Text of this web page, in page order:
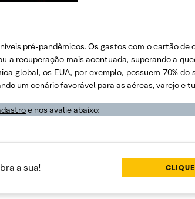
pré-pandêmicos. Os gastos com o cartão de
a recuperação mais acentuada, superando a
global, os EUA, por exemplo, possuem 70% do
um cenário favorável para as aéreas, varejo e
e nos avalie abaixo:
a sua!